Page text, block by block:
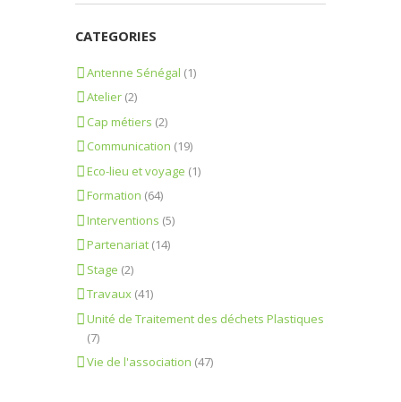
CATEGORIES
Antenne Sénégal (1)
Atelier (2)
Cap métiers (2)
Communication (19)
Eco-lieu et voyage (1)
Formation (64)
Interventions (5)
Partenariat (14)
Stage (2)
Travaux (41)
Unité de Traitement des déchets Plastiques
(7)
Vie de l'association (47)